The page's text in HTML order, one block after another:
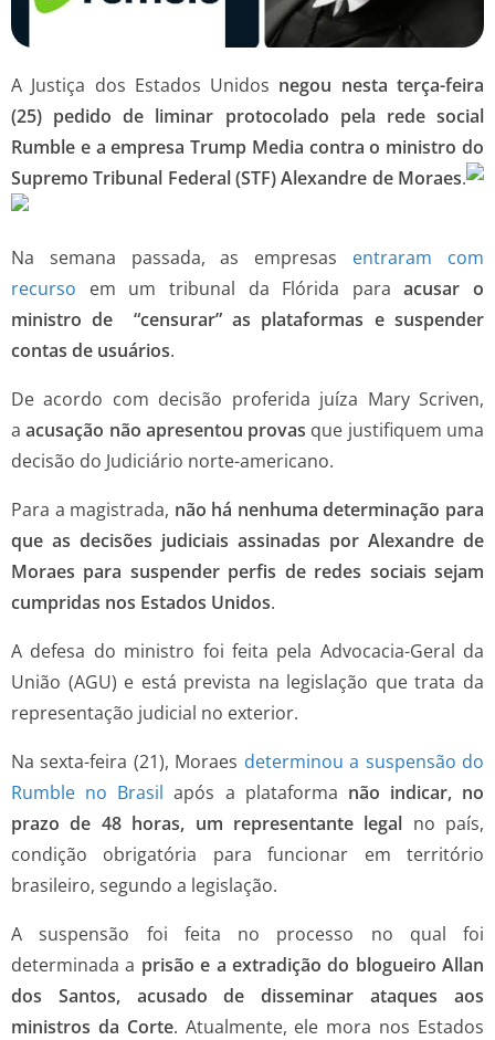
A Justiça dos Estados Unidos negou nesta terça-feira
(25) pedido de liminar protocolado pela rede social
Rumble e a empresa Trump Media contra o ministro do
Supremo Tribunal Federal (STF) Alexandre de Moraes.
Na semana passada, as empresas entraram com
recurso em um tribunal da Flórida paraacusar o
ministro de “censurar” as plataformas e suspender
contas de usuários.
De acordo com decisão proferida juíza Mary Scriven,
a acusação não apresentou provas que justifiquem uma
decisão do Judiciário norte-americano.
Para a magistrada, não há nenhuma determinação para
que as decisões judiciais assinadas por Alexandre de
Moraes para suspender perfis de redes sociais sejam
cumpridas nos Estados Unidos.
A defesa do ministro foi feita pela Advocacia-Geral da
União (AGU) e está prevista na legislação que trata da
representação judicial no exterior.
Na sexta-feira (21), Moraes determinou a suspensão do
Rumble no Brasilapós a plataforma não indicar, no
prazo de 48 horas, um representante legal no país,
condição obrigatória para funcionar em território
brasileiro, segundo a legislação.
A suspensão foi feita no processo no qual foi
determinada a prisão e a extradição do blogueiro Allan
dos Santos, acusado de disseminar ataques aos
ministros da Corte. Atualmente, ele mora nos Estados